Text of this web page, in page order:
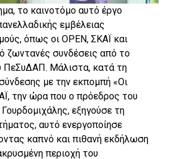
το καινοτόμο αυτό έργο
εμβέλειας
όπως οι OPEN, ΣΚΑΪ και
ζωντανές συνδέσεις από το
ΠεΣυΔΑΠ. Μάλιστα, κατά τη
με την εκπομπή «Οι
την ώρα που ο πρόεδρος του
εξηγούσε τη
αυτό ενεργοποίησε
καπνό και πιθανή εκδήλωση
περιοχή του